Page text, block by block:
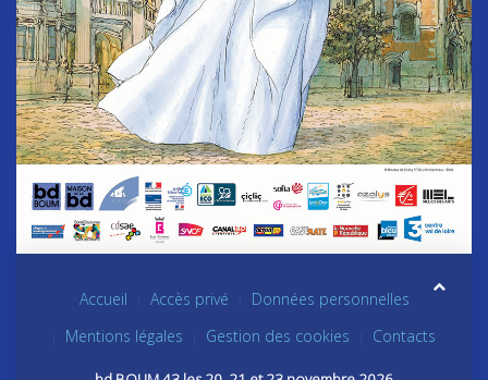
Accueil Accès privé
Données personnelles
Mentions légales
Gestion des cookies Contacts